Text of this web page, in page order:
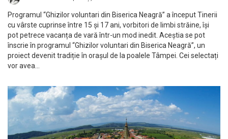
Programul “Ghizilor voluntari din Biserica Neagră” a început Tinerii
cu vârste cuprinse între 15 și 17 ani, vorbitori de limbi străine, își
pot petrece vacanța de vară într-un mod inedit. Aceștia se pot
înscrie în programul “Ghizilor voluntari din Biserica Neagră”, un
proiect devenit tradiție în orașul de la poalele Tâmpei. Cei selectați
vor avea…